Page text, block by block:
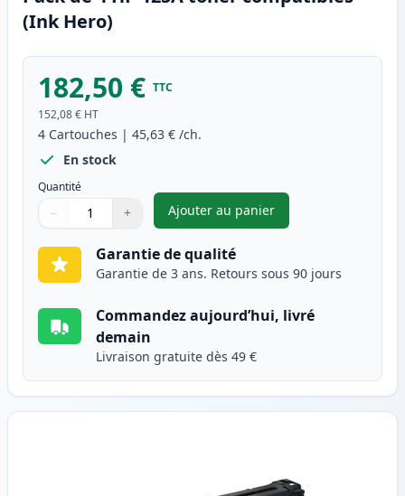
(Ink Hero)
182,50 € TTC
152,08 € HT
4 Cartouches | 45,63 € /ch.
En stock
Quantité
Quantité
Utilisez les boutons pour ajuster
− +
Quantité
Ajouter au panier
,Pack de 4 HP 125A toner
Garantie de qualité
Garantie de 3 ans. Retours sous 90 jours
Commandez aujourd’hui, livré
demain
Livraison gratuite dès 49 €